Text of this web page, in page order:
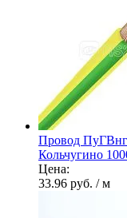
Провод
Кольчугино
Цена:
33.96 руб. / м